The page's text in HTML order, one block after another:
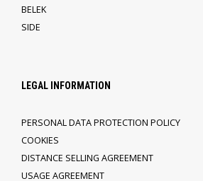
BELEK
SIDE
LEGAL INFORMATION
PERSONAL DATA PROTECTION POLICY
COOKIES
DISTANCE SELLING AGREEMENT
USAGE AGREEMENT